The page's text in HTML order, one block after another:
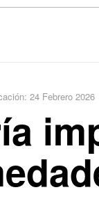
24 Febrero 2026